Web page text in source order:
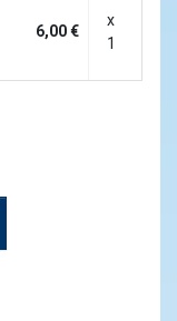
6,00 €
x
1